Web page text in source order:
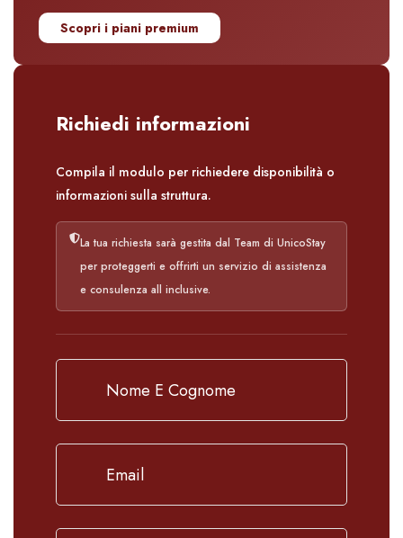
Scopri i piani premium
Richiedi informazioni
Compila il modulo per richiedere disponibilità o
informazioni sulla struttura.
La tua richiesta sarà gestita dal Team di UnicoStay
per proteggerti e offrirti un servizio di assistenza
e consulenza all inclusive.